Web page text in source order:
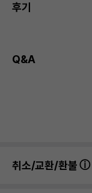
후기
Q&A
취소/교환/환불